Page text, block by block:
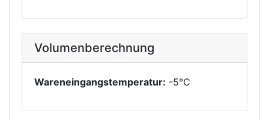
Volumenberechnung
Wareneingangstemperatur: -5°C